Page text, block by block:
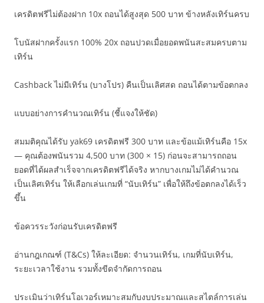
เครดิตฟรีไม่ต้องฝาก 10x ถอนได้สูงสุด 500 บาท ข้างหลังเทิร์นครบ
โบนัสฝากครั้งแรก 100% 20x ถอนปวดเมื่อยอดพนันสะสมครบตาม
เทิร์น
Cashback ไม่มีเทิร์น (บางโปร) คืนเป็นเลิศสด ถอนได้ตามข้อตกลง
แบบอย่างการคำนวณเทิร์น (ชี้แจงให้ชัด)
สมมติคุณได้รับ yak69 เครดิตฟรี 300 บาท และข้อแม้เทิร์นคือ 15x
— คุณต้องพนันรวม 4,500 บาท (300 × 15) ก่อนจะสามารถถอน
ยอดที่ได้ผลสำเร็จจากเครดิตฟรีได้จริง หากบางเกมไม่ได้คำนวณ
เป็นเลิศเทิร์น ให้เลือกเล่นเกมที่ “นับเทิร์น” เพื่อให้ถึงข้อตกลงได้เร็ว
ขึ้น
ข้อควรระวังก่อนรับเครดิตฟรี
อ่านกฎเกณฑ์ (T&Cs) ให้ละเอียด: จำนวนเทิร์น, เกมที่นับเทิร์น,
ระยะเวลาใช้งาน รวมทั้งขีดจำกัดการถอน
ประเมินว่าเทิร์นโอเวอร์เหมาะสมกับงบประมาณและสไตล์การเล่น